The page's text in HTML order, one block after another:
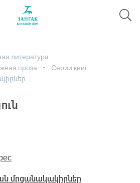
литература
проза
Серии книг
մրցանակակիրներ